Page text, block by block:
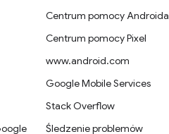
Centrum pomocy Androida
Centrum pomocy Pixel
www.android.com
Google Mobile Services
Stack Overflow
Śledzenie problemów